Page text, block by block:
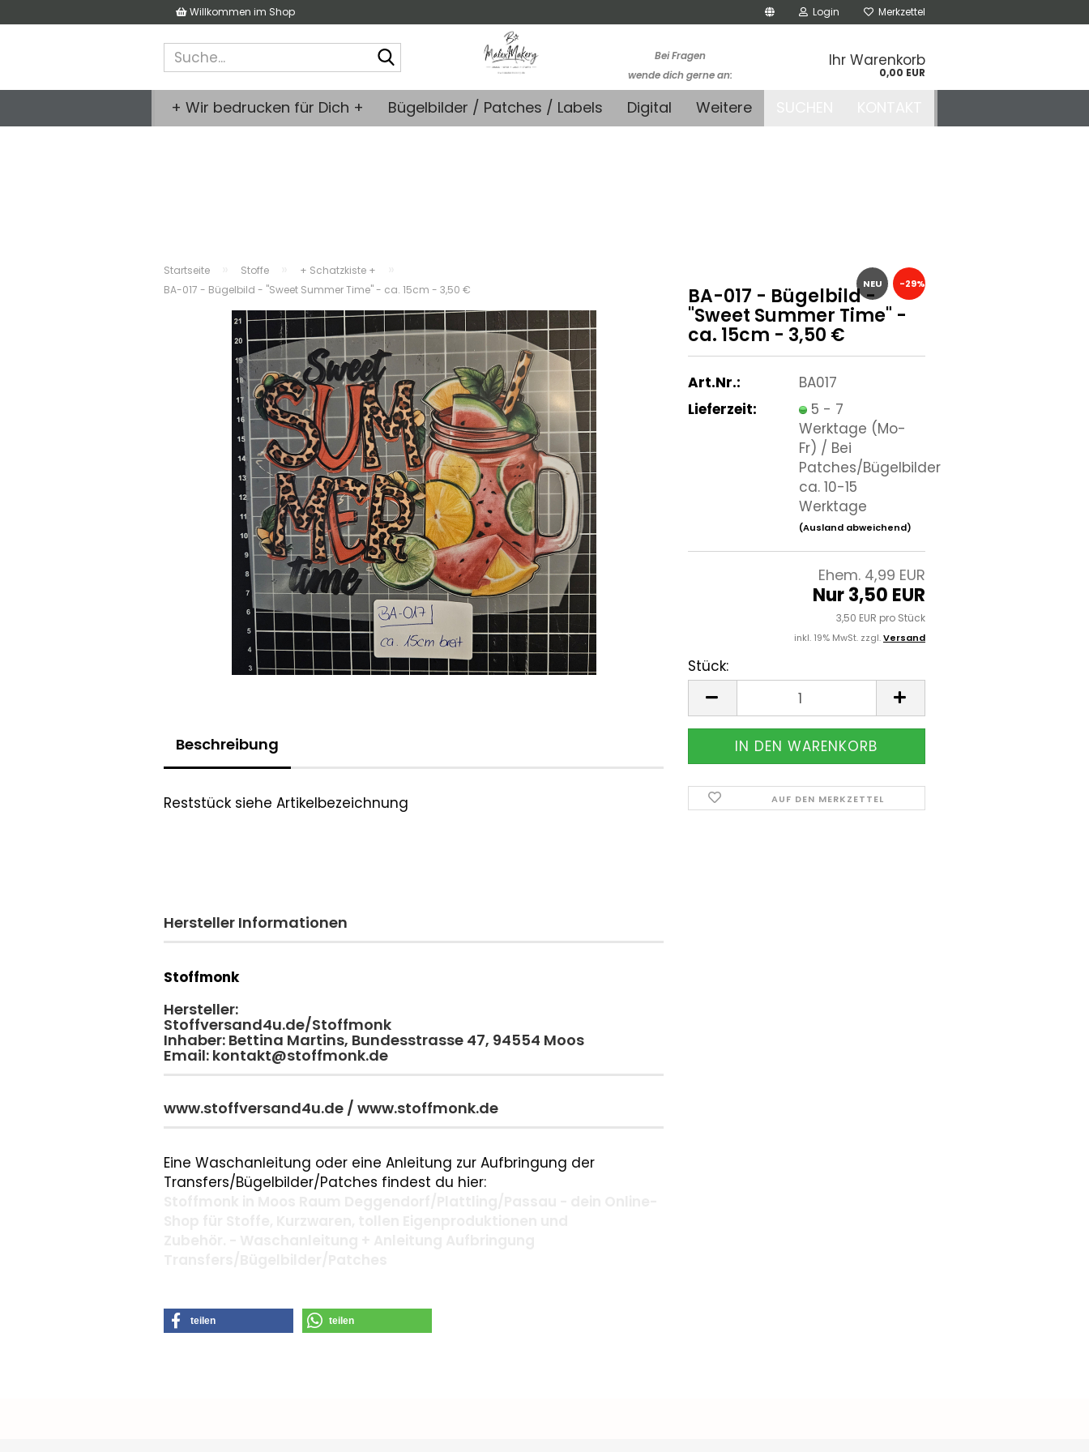
Willkommen im Shop Login Merkzettel
Bei Fragen
wende dich gerne an:
kontakt@stoffmonk.de
-Kein telefonischer
Ihr Warenkorb
0,00 EUR
+ Wir bedrucken für Dich + Bügelbilder / Patches / Labels Digital Weitere
Startseite Stoffe + Schatzkiste +
BA-017 - Bügelbild - "Sweet Summer Time" - ca. 15cm - 3,50 € NEU -29%
BA-017 - Bügelbild -
"Sweet Summer Time" -
ca. 15cm - 3,50 €
Art.Nr.:
BA017
Lieferzeit:
5 - 7
Werktage (Mo-
Fr) / Bei
Patches/Bügelbilder
ca. 10-15
Werktage
(Ausland abweichend)
Ehem. 4,99 EUR
Nur 3,50 EUR
3,50 EUR pro Stück
inkl. 19% MwSt. zzgl.Versand
Stück:
Stück
AUF DEN MERKZETTEL
Beschreibung
Reststück siehe Artikelbezeichnung
Hersteller Informationen
Stoffmonk
Hersteller:
Stoffversand4u.de/Stoffmonk
Inhaber: Bettina Martins, Bundesstrasse 47, 94554 Moos
Email: kontakt@stoffmonk.de
www.stoffversand4u.de / www.stoffmonk.de
Eine Waschanleitung oder eine Anleitung zur Aufbringung der
Transfers/Bügelbilder/Patches findest du hier:
teilen teilen